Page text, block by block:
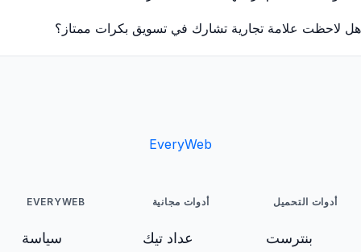
هل لاحظت علامة تجارية تشارك في تسويق بكرات ممتاز؟
EveryWeb
أدوات التحميل
بنترست
أدوات مجانية
عداد تيك
EVERYWEB
سياسة